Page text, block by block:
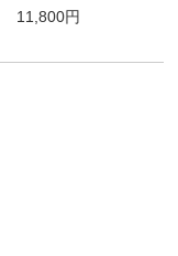
11,800円